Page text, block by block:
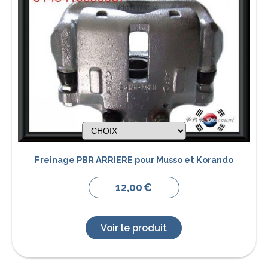
Freinage PBR ARRIERE pour Musso et Korando
12,00€
Voir le produit